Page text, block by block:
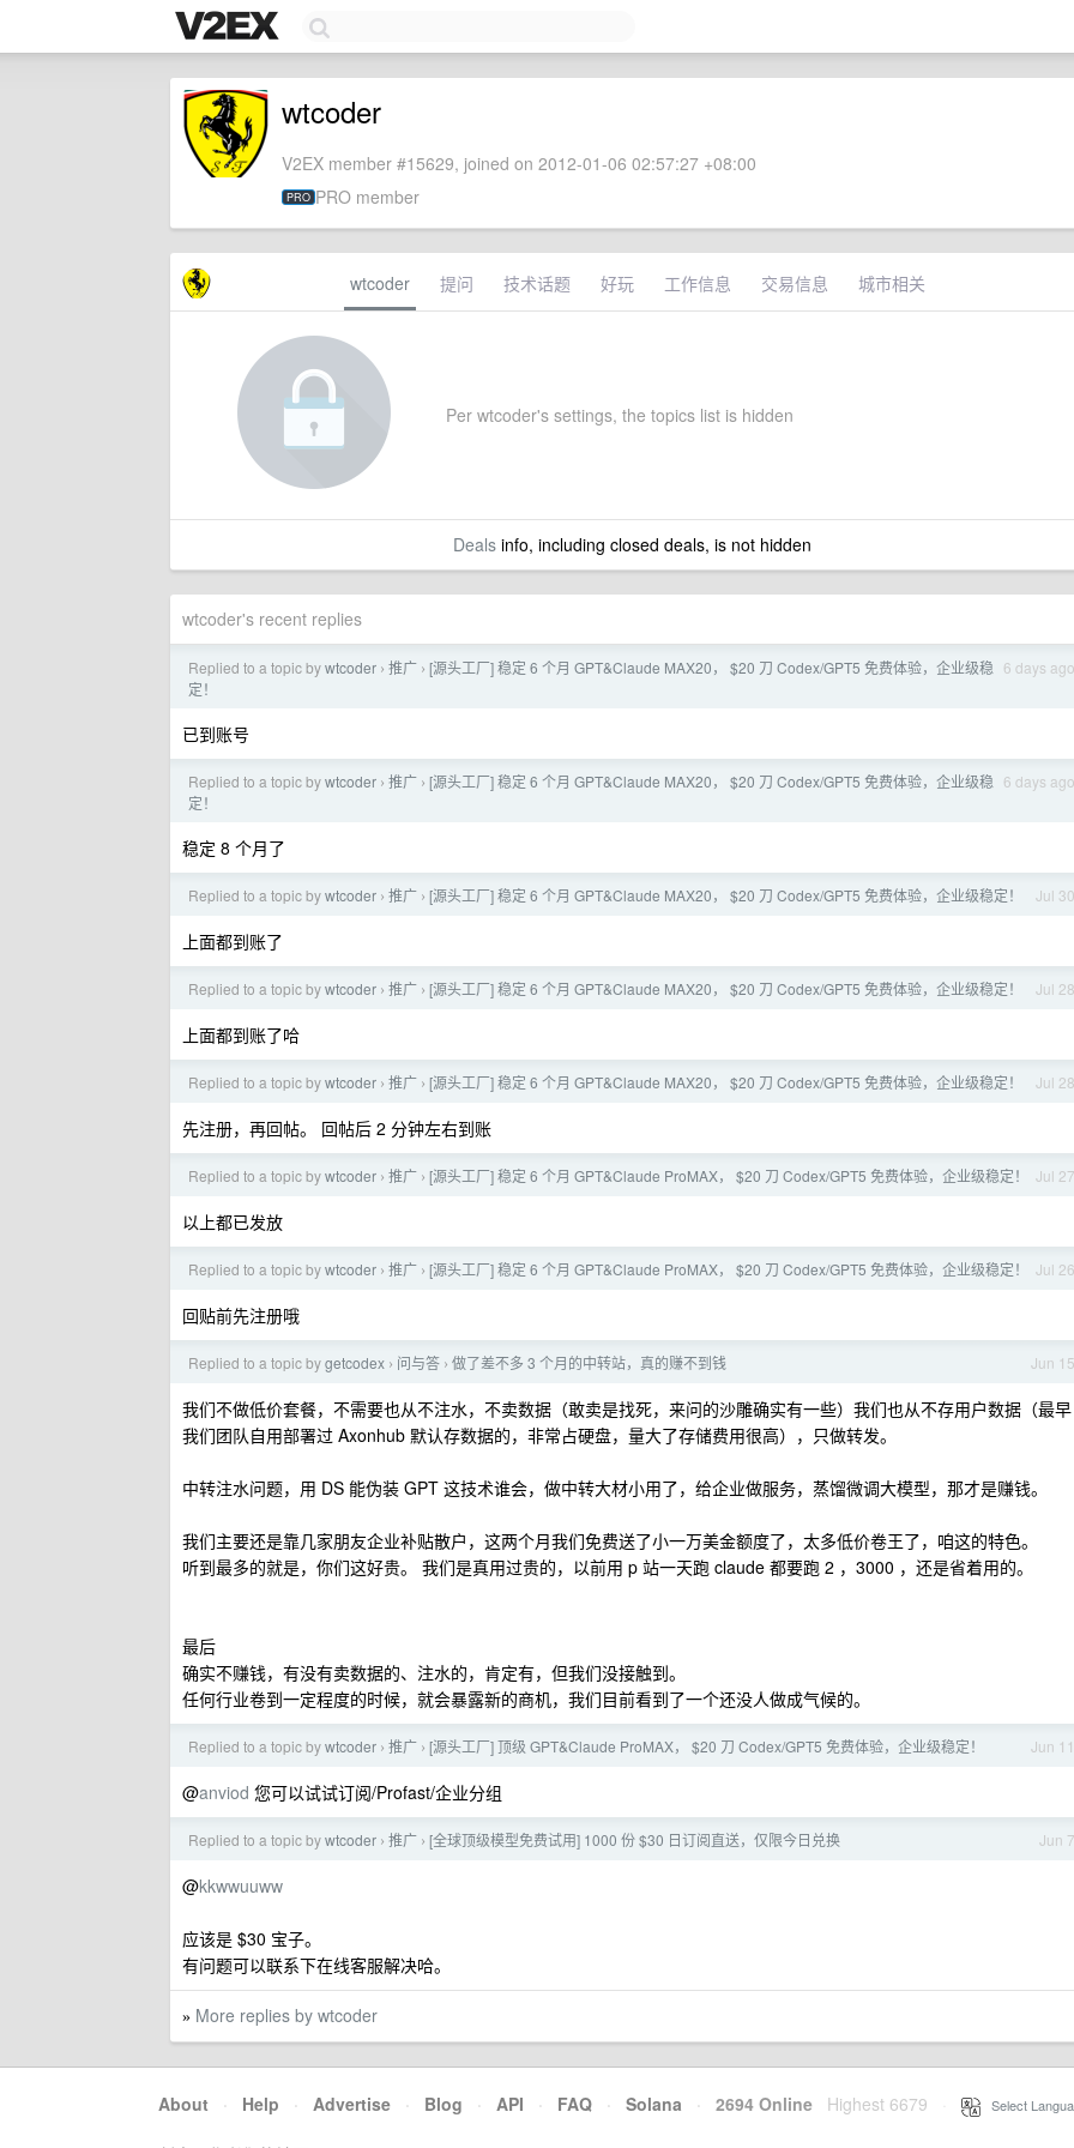
wtcoder
V2EX member #15629, joined on 2012-01-06 02:57:27 +08:00
PRO PRO member
wtcoder 提问 技术话题 好玩 工作信息 交易信息 城市相关
Per wtcoder's settings, the topics list is hidden
Dealsinfo, including closed deals, is not hidden
wtcoder's recent replies
6 days ago
Replied to a topic bywtcoder › 推广 › [源头工厂] 稳定 6 个月 GPT&Claude MAX20， $20 刀 Codex/GPT5 免费体验，企业级稳
定！
已到账号
6 days ago
Replied to a topic bywtcoder › 推广 › [源头工厂] 稳定 6 个月 GPT&Claude MAX20， $20 刀 Codex/GPT5 免费体验，企业级稳
定！
稳定 8 个月了
Jul 30
Replied to a topic bywtcoder › 推广 › [源头工厂] 稳定 6 个月 GPT&Claude MAX20， $20 刀 Codex/GPT5 免费体验，企业级稳定！
上面都到账了
Jul 28
Replied to a topic bywtcoder › 推广 › [源头工厂] 稳定 6 个月 GPT&Claude MAX20， $20 刀 Codex/GPT5 免费体验，企业级稳定！
上面都到账了哈
Jul 28
Replied to a topic bywtcoder › 推广 › [源头工厂] 稳定 6 个月 GPT&Claude MAX20， $20 刀 Codex/GPT5 免费体验，企业级稳定！
先注册，再回帖。 回帖后 2 分钟左右到账
Jul 27
Replied to a topic bywtcoder › 推广 › [源头工厂] 稳定 6 个月 GPT&Claude ProMAX， $20 刀 Codex/GPT5 免费体验，企业级稳定！
以上都已发放
Jul 26
Replied to a topic bywtcoder › 推广 › [源头工厂] 稳定 6 个月 GPT&Claude ProMAX， $20 刀 Codex/GPT5 免费体验，企业级稳定！
回贴前先注册哦
Jun 15
Replied to a topic bygetcodex › 问与答 › 做了差不多 3 个月的中转站，真的赚不到钱
我们不做低价套餐，不需要也从不注水，不卖数据（敢卖是找死，来问的沙雕确实有一些）我们也从不存用户数据（最早
我们团队自用部署过 Axonhub 默认存数据的，非常占硬盘，量大了存储费用很高），只做转发。
中转注水问题，用 DS 能伪装 GPT 这技术谁会，做中转大材小用了，给企业做服务，蒸馏微调大模型，那才是赚钱。
我们主要还是靠几家朋友企业补贴散户，这两个月我们免费送了小一万美金额度了，太多低价卷王了，咱这的特色。
听到最多的就是，你们这好贵。 我们是真用过贵的，以前用 p 站一天跑 claude 都要跑 2 ，3000 ，还是省着用的。
最后
确实不赚钱，有没有卖数据的、注水的，肯定有，但我们没接触到。
任何行业卷到一定程度的时候，就会暴露新的商机，我们目前看到了一个还没人做成气候的。
Jun 11
Replied to a topic bywtcoder › 推广 › [源头工厂] 顶级 GPT&Claude ProMAX， $20 刀 Codex/GPT5 免费体验，企业级稳定！
@anviod 您可以试试订阅/Profast/企业分组
Jun 7
Replied to a topic bywtcoder › 推广 › [全球顶级模型免费试用] 1000 份 $30 日订阅直送，仅限今日兑换
@kkwwuuww
应该是 $30 宝子。
有问题可以联系下在线客服解决哈。
» More replies by wtcoder
About · Help · Advertise · Blog · API · FAQ · Solana · 2694 Online Highest 6679 Select